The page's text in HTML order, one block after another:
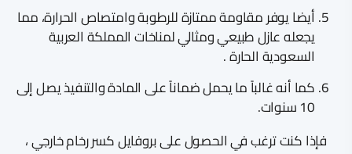
​أيضا يوفر مقاومة ممتازة للرطوبة وامتصاص الحرارة، مما
يجعله عازل طبيعي ومثالي لمناخات المملكة العربية
السعودية الحارة .
كما أنه غالباً ما يحمل ضماناً على المادة والتنفيذ يصل إلى
10 سنوات.
فإذا كنت ترغب في الحصول على بروفايل كسر رخام خارجي ،